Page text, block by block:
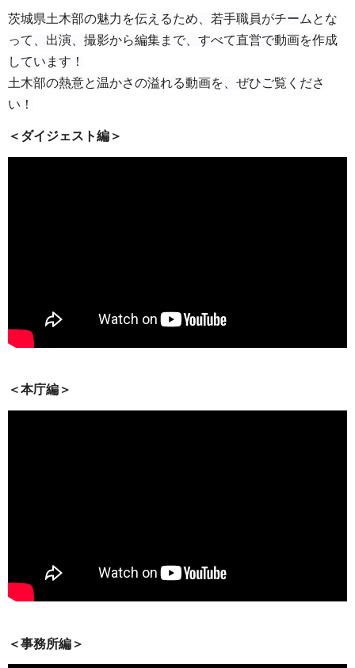
茨城県土木部の魅力を伝えるため、若手職員がチームとな
って、出演、撮影から編集まで、すべて直営で動画を作成
しています！
土木部の熱意と温かさの溢れる動画を、ぜひご覧くださ
い！
＜ダイジェスト編＞
＜本庁編＞
＜事務所編＞